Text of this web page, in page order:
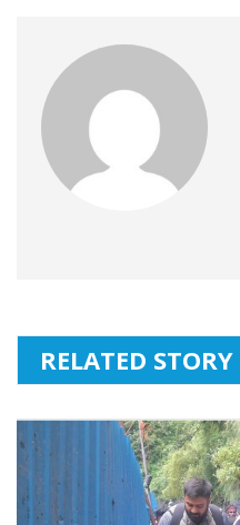
RELATED STORY